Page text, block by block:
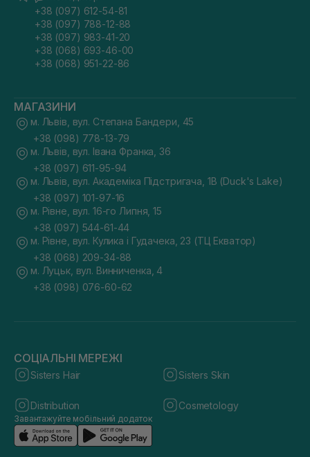
+38 (097) 612-54-81
+38 (097) 788-12-88
+38 (097) 983-41-20
+38 (068) 693-46-00
+38 (068) 951-22-86
МАГАЗИНИ
м. Львів, вул. Степана Бандери, 45
+38 (098) 778-13-79
м. Львів, вул. Івана Франка, 36
+38 (097) 611-95-94
м. Львів, вул. Академіка Підстригача, 1В (Duck's Lake)
+38 (097) 101-97-16
м. Рівне, вул. 16-го Липня, 15
+38 (097) 544-61-44
м. Рівне, вул. Кулика і Гудачека, 23 (ТЦ Екватор)
+38 (068) 209-34-88
м. Луцьк, вул. Винниченка, 4
+38 (098) 076-60-62
СОЦІАЛЬНІ МЕРЕЖІ
Sisters Hair Sisters Skin
Distribution Cosmetology
Завантажуйте мобільний додаток